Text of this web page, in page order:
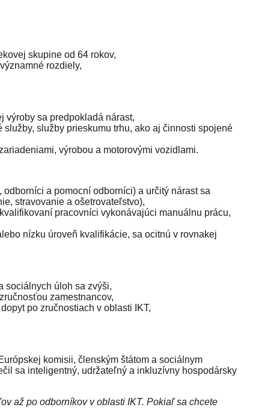
skupine od 64 rokov,
rozdiely,
výroby sa predpokladá nárast,
služby prieskumu trhu, ako aj činnosti spojené
výrobou a motorovými vozidlami.
a pomocní odborníci) a určitý nárast sa
stravovanie a ošetrovateľstvo),
pracovníci vykonávajúci manuálnu prácu,
nízku úroveň kvalifikácie, sa ocitnú v rovnakej
sociálnych úloh sa zvýši,
zamestnancov,
po zručnostiach v oblasti IKT,
komisii, členským štátom a sociálnym
sa inteligentný, udržateľný a inkluzívny hospodársky
až po odborníkov v oblasti IKT. Pokiaľ sa chcete